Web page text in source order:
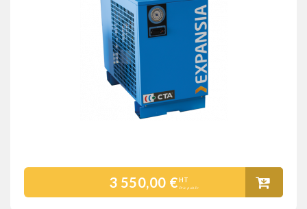
3 550,00 €HT
Prix public